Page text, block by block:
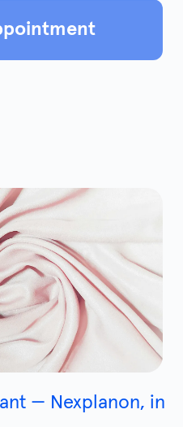
— Nexplanon, in